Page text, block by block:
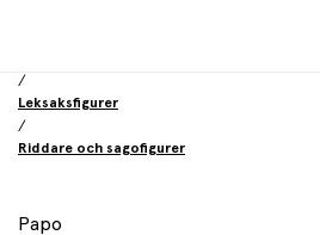
/
Leksaksfigurer
/
Riddare och sagofigurer
Papo